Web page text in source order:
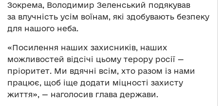
Зокрема, Володимир Зеленський подякував
за влучність усім воїнам, які здобувають безпеку
для нашого неба.
«Посилення наших захисників, наших
можливостей відсічі цьому терору росії —
пріоритет. Ми вдячні всім, хто разом із нами
працює, щоб іще додати міцності захисту
життя», — наголосив глава держави.